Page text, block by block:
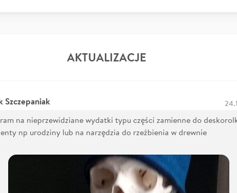
AKTUALIZACJE
Szczepaniak
na nieprzewidziane wydatki typu części zamienne do
np urodziny lub na narzędzia do rzeźbienia w drewnie